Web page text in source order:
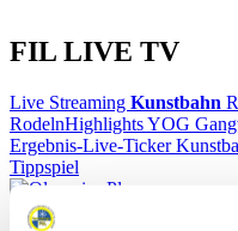
FIL LIVE TV
Live Streaming Kunstbahn
RodelnHighlights YOG
Ergebnis-Live-Ticker
Tippspiel
Naturbahn